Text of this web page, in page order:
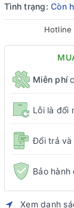
Tình trạng: Còn
Miễn phí
Lỗi là đổi
Đổi trả và
Bảo hành
Xem danh